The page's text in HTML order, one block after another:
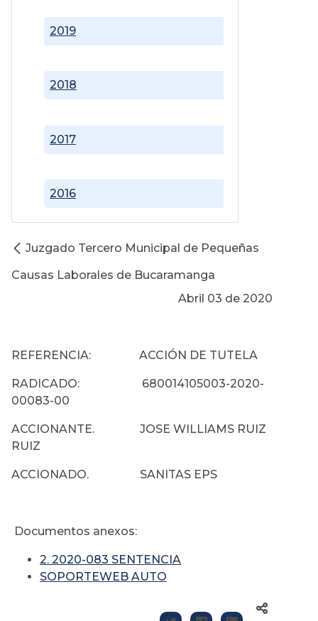
2016
2017
2018
2019
Juzgado Tercero Municipal de Pequeñas
Causas Laborales de Bucaramanga
Abril 03 de 2020
REFERENCIA: ACCIÓN DE TUTELA
RADICADO: 680014105003-2020-
00083-00
ACCIONANTE. JOSE WILLIAMS RUIZ
RUIZ
ACCIONADO. SANITAS EPS
Documentos anexos:
2. 2020-083 SENTENCIA
SOPORTEWEB AUTO